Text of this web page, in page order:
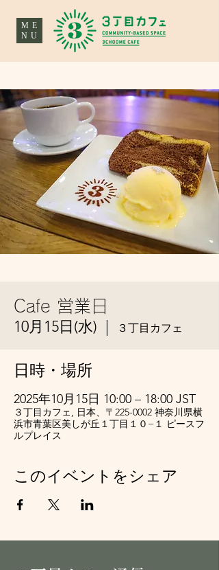
ME
NU
Cafe 営業日
10月15日(水) ３丁目カフェ
日時・場所
2025年10月15日 10:00 – 18:00 JST
３丁目カフェ, 日本、〒225-0002 神奈川県横
浜市青葉区美しが丘１丁目１０−１ ピースフ
ルプレイス
このイベントをシェア